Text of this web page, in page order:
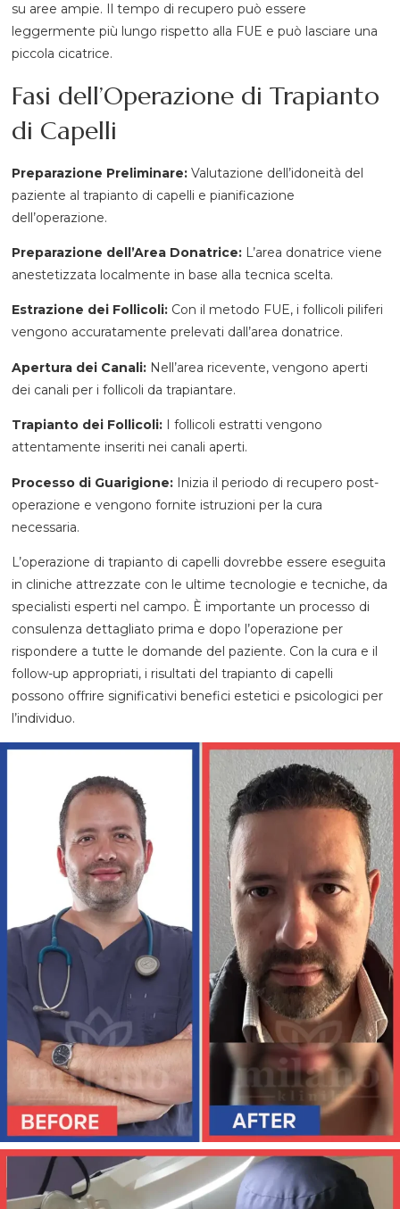
su aree ampie. Il tempo di recupero può essere
leggermente più lungo rispetto alla FUE e può lasciare una
piccola cicatrice.
Fasi dell’Operazione di Trapianto
di Capelli
Preparazione Preliminare: Valutazione dell’idoneità del
paziente al trapianto di capelli e pianificazione
dell’operazione.
Preparazione dell’Area Donatrice: L’area donatrice viene
anestetizzata localmente in base alla tecnica scelta.
Estrazione dei Follicoli: Con il metodo FUE, i follicoli piliferi
vengono accuratamente prelevati dall’area donatrice.
Apertura dei Canali: Nell’area ricevente, vengono aperti
dei canali per i follicoli da trapiantare.
Trapianto dei Follicoli: I follicoli estratti vengono
attentamente inseriti nei canali aperti.
Processo di Guarigione: Inizia il periodo di recupero post-
operazione e vengono fornite istruzioni per la cura
necessaria.
L’operazione di trapianto di capelli dovrebbe essere eseguita
in cliniche attrezzate con le ultime tecnologie e tecniche, da
specialisti esperti nel campo. È importante un processo di
consulenza dettagliato prima e dopo l’operazione per
rispondere a tutte le domande del paziente. Con la cura e il
follow-up appropriati, i risultati del trapianto di capelli
possono offrire significativi benefici estetici e psicologici per
l’individuo.